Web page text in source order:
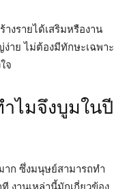
งรายได้เสริมหรืองาน
าย ไม่ต้องมีทักษะเฉพาะ
จ
ำไมจึงบูมในปี
าก ซึ่งมนุษย์สามารถทำ
งานเหล่านี้มักเกี่ยวข้อง